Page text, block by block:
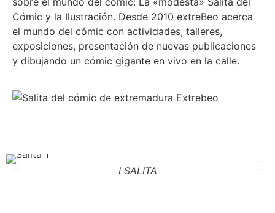
Cómic y la Ilustración. Desde 2010 extreBeo acerca
el mundo del cómic con actividades, talleres,
exposiciones, presentación de nuevas publicaciones
y dibujando un cómic gigante en vivo en la calle.
I SALITA